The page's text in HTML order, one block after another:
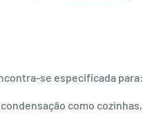
se especificada para:
como cozinhas,